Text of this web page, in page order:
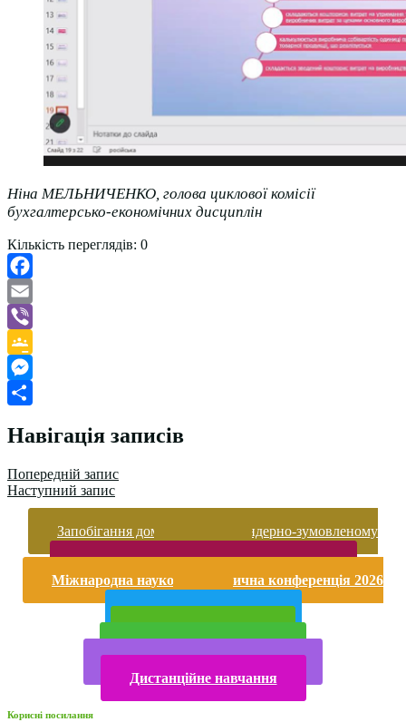
Ніна МЕЛЬНИЧЕНКО, голова циклової комісії
бухгалтерсько-економічних дисциплін
Кількість переглядів: 0
Facebook
Email
Viber
Google
Classroom
Messenger
Навігація записів
Попередній запис
Наступний запис
Запобігання домашньому та гендерно-зумовленому
Міжнародна науково-практична конференція 2026
Дистанційне навчання
Корисні посилання